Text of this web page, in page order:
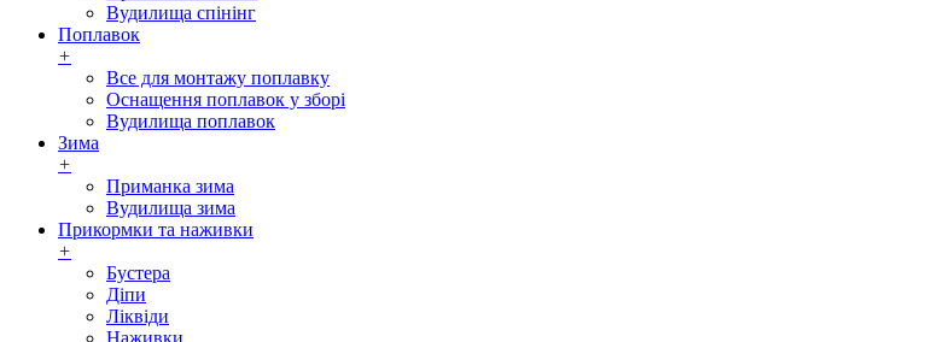
Вудилища спінінг
Поплавок
+
Все для монтажу поплавку
Оснащення поплавок у зборі
Вудилища поплавок
Зима
+
Приманка зима
Вудилища зима
Прикормки та наживки
+
Бустера
Діпи
Ліквіди
Наживки